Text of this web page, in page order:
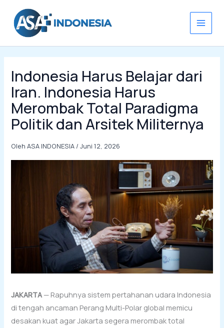
konten
Indonesia Harus Belajar dari
Iran. Indonesia Harus
Merombak Total Paradigma
Politik dan Arsitek Militernya
OlehASA INDONESIA /Juni 12, 2026
JAKARTA— Rapuhnya sistem pertahanan udara Indonesia
di tengah ancaman Perang Multi-Polar global memicu
desakan kuat agar Jakarta segera merombak total